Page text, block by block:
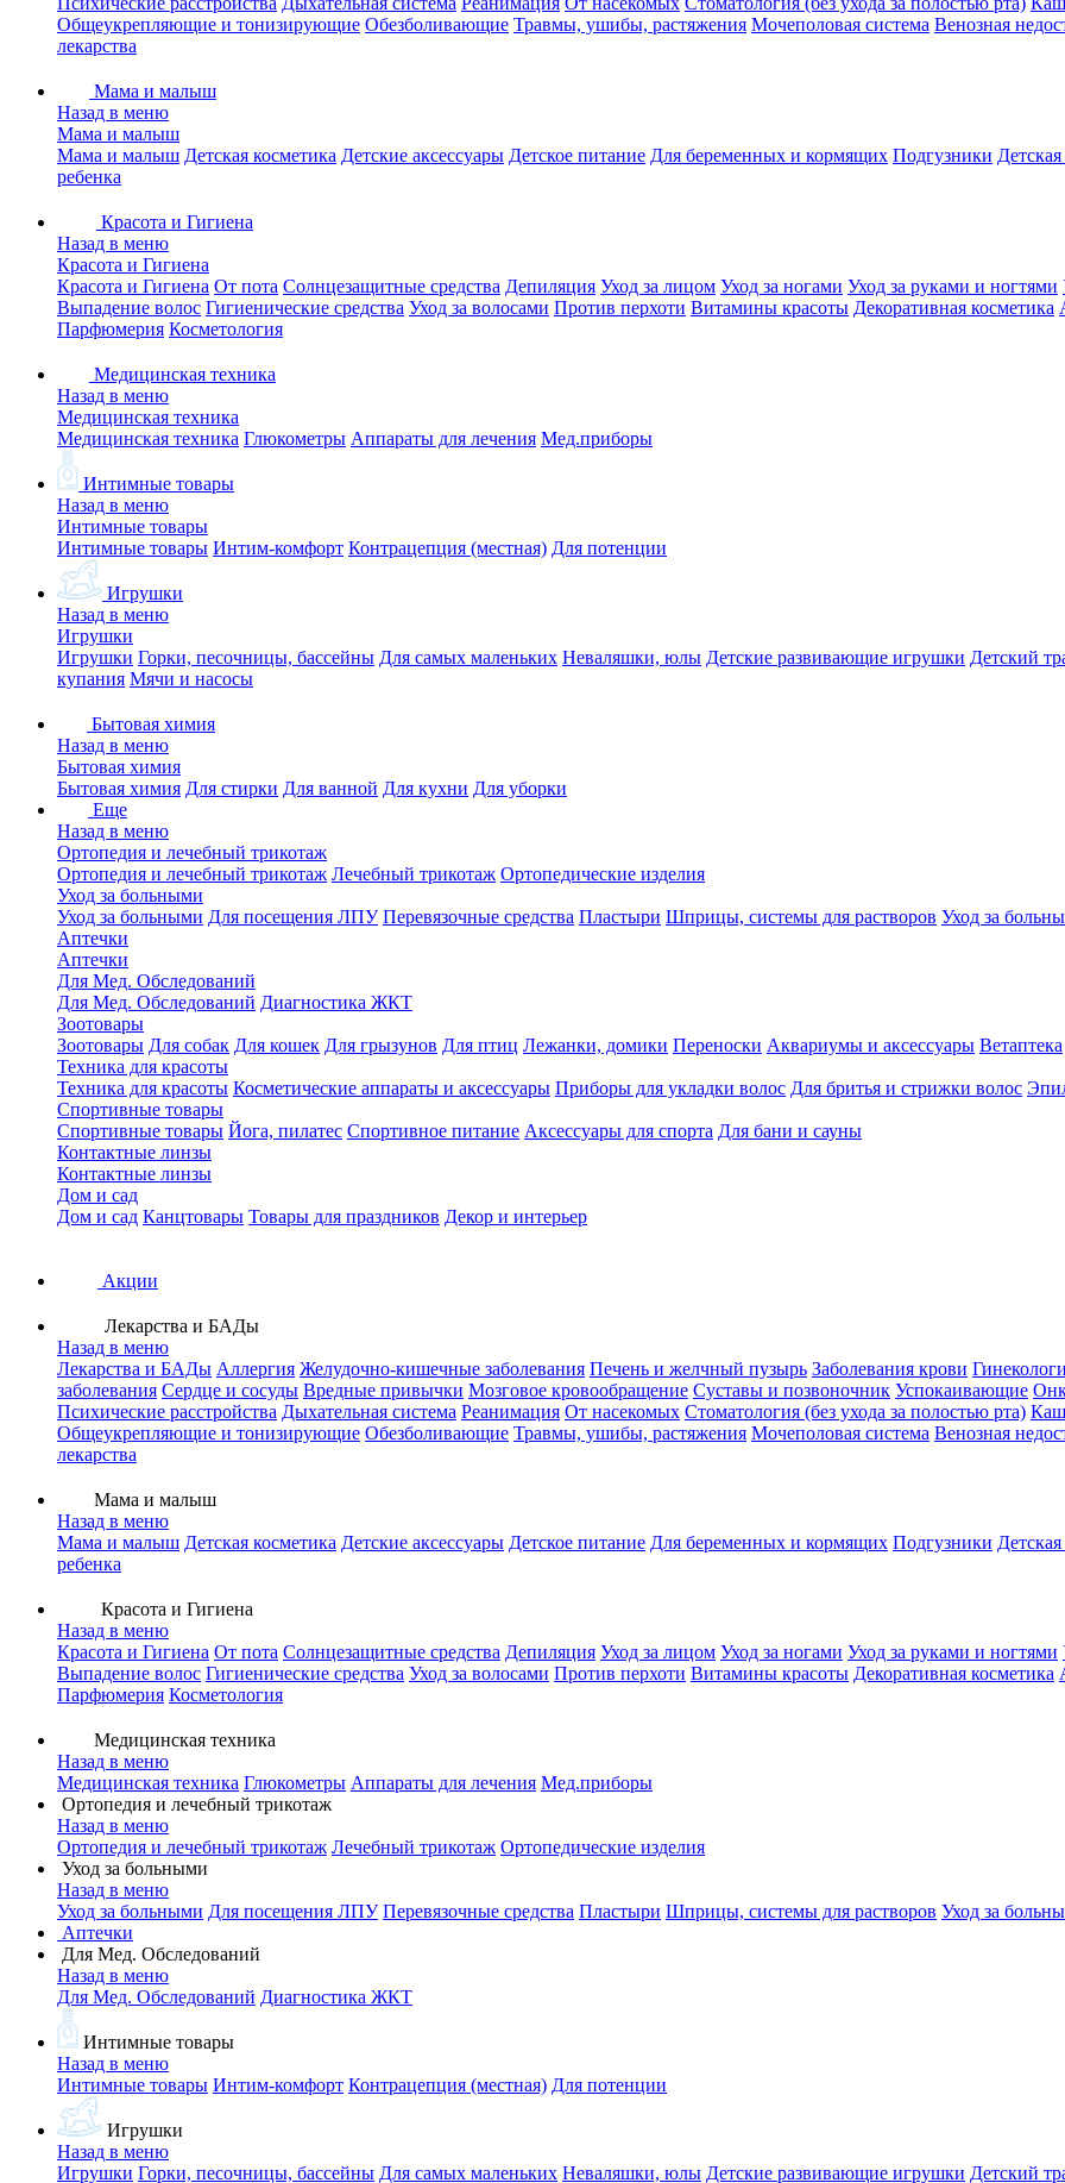
Общеукрепляющие и тонизирующие Обезболивающие Травмы, ушибы, растяжения Мочеполовая система Венозная
лекарства
Мама и малыш
Назад в меню
Мама и малыш
Мама и малыш Детская косметика Детские аксессуары Детское питание Для беременных и кормящих Подгузники
ребенка
Красота и Гигиена
Назад в меню
Красота и Гигиена
Красота и Гигиена От пота Солнцезащитные средства Депиляция Уход за лицом Уход за ногами Уход за руками и ногтями
Выпадение волос Гигиенические средства Уход за волосами Против перхоти Витамины красоты Декоративная косметика
Парфюмерия Косметология
Медицинская техника
Назад в меню
Медицинская техника
Медицинская техника Глюкометры Аппараты для лечения Мед.приборы
Интимные товары
Назад в меню
Интимные товары
Интимные товары Интим-комфорт Контрацепция (местная) Для потенции
Игрушки
Назад в меню
Игрушки
Игрушки Горки, песочницы, бассейны Для самых маленьких Неваляшки, юлы Детские развивающие игрушки Детский
купания Мячи и насосы
Бытовая химия
Назад в меню
Бытовая химия
Бытовая химия Для стирки Для ванной Для кухни Для уборки
Еще
Назад в меню
Ортопедия и лечебный трикотаж
Ортопедия и лечебный трикотаж Лечебный трикотаж Ортопедические изделия
Уход за больными
Уход за больными Для посещения ЛПУ Перевязочные средства Пластыри Шприцы, системы для растворов Уход за
Аптечки
Аптечки
Для Мед. Обследований
Для Мед. Обследований Диагностика ЖКТ
Зоотовары
Зоотовары Для собак Для кошек Для грызунов Для птиц Лежанки, домики Переноски Аквариумы и аксессуары Ветаптека
Техника для красоты
Техника для красоты Косметические аппараты и аксессуары Приборы для укладки волос Для бритья и стрижки волос
Спортивные товары
Спортивные товары Йога, пилатес Спортивное питание Аксессуары для спорта Для бани и сауны
Контактные линзы
Контактные линзы
Дом и сад
Дом и сад Канцтовары Товары для праздников Декор и интерьер
Акции
Лекарства и БАДы
Назад в меню
Лекарства и БАДы Аллергия Желудочно-кишечные заболевания Печень и желчный пузырь Заболевания крови
заболевания Сердце и сосуды Вредные привычки Мозговое кровообращение Суставы и позвоночник Успокаивающие
Психические расстройства Дыхательная система Реанимация От насекомых Стоматология (без ухода за полостью рта)
Общеукрепляющие и тонизирующие Обезболивающие Травмы, ушибы, растяжения Мочеполовая система Венозная
лекарства
Мама и малыш
Назад в меню
Мама и малыш Детская косметика Детские аксессуары Детское питание Для беременных и кормящих Подгузники
ребенка
Красота и Гигиена
Назад в меню
Красота и Гигиена От пота Солнцезащитные средства Депиляция Уход за лицом Уход за ногами Уход за руками и ногтями
Выпадение волос Гигиенические средства Уход за волосами Против перхоти Витамины красоты Декоративная косметика
Парфюмерия Косметология
Медицинская техника
Назад в меню
Медицинская техника Глюкометры Аппараты для лечения Мед.приборы
Ортопедия и лечебный трикотаж
Назад в меню
Ортопедия и лечебный трикотаж Лечебный трикотаж Ортопедические изделия
Уход за больными
Назад в меню
Уход за больными Для посещения ЛПУ Перевязочные средства Пластыри Шприцы, системы для растворов Уход за
Аптечки
Для Мед. Обследований
Назад в меню
Для Мед. Обследований Диагностика ЖКТ
Интимные товары
Назад в меню
Интимные товары Интим-комфорт Контрацепция (местная) Для потенции
Игрушки
Назад в меню
Игрушки Горки, песочницы, бассейны Для самых маленьких Неваляшки, юлы Детские развивающие игрушки Детский